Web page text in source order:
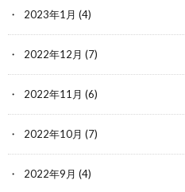
2023年1月 (4)
2022年12月 (7)
2022年11月 (6)
2022年10月 (7)
2022年9月 (4)